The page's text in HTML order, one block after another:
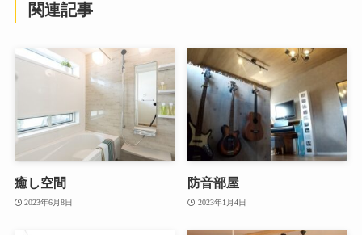
関連記事
癒し空間
2023年6月8日
防音部屋
2023年1月4日